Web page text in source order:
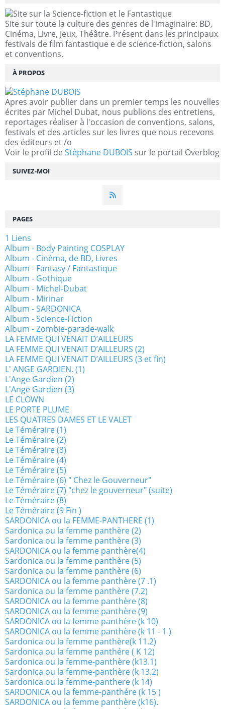
SUIVEZ-MOI
Site sur toute la culture des genres de l'imaginaire: BD,
Cinéma, Livre, Jeux, Théâtre. Présent dans les principaux
festivals de film fantastique e de science-fiction, salons
et conventions.
À PROPOS
Apres avoir publier dans un premier temps les nouvelles
écrites par Michel Dubat, nous publions des entretiens,
reportages réaliser à l'occasion de conventions, salons,
festivals et des articles sur les livres que nous recevons
des éditeurs et /o
Voir le profil de Stéphane DUBOIS sur le portail Overblog
PAGES
1 Liens
Album - Body Painting COSPLAY
Album - Cinéma, de BD, Livres
Album - Fantasy / Fantastique
Album - Gothique
Album - Michel-Dubat
Album - Mirinar
Album - SARDONICA
Album - Science-Fiction
Album - Zombie-parade-walk
LA FEMME QUI VENAIT D’AILLEURS
LA FEMME QUI VENAIT D’AILLEURS (2)
LA FEMME QUI VENAIT D’AILLEURS (3 et fin)
L' ANGE GARDIEN. (1)
L'Ange Gardien (2)
L'Ange Gardien (3)
LE CLOWN
LE PORTE PLUME
LES QUATRES DAMES ET LE VALET
Le Téméraire (1)
Le Téméraire (2)
Le Téméraire (3)
Le Téméraire (4)
Le Téméraire (5)
Le Téméraire (6) " Chez le Gouverneur"
Le Téméraire (7) "chez le gouverneur" (suite)
Le Téméraire (8)
Le Téméraire (9 Fin )
SARDONICA ou la FEMME-PANTHERE (1)
Sardonica ou la femme panthère (2)
Sardonica ou la femme panthère (3)
SARDONICA ou la femme panthère(4)
Sardonica ou la femme panthère (5)
Sardonica ou la femme panthère (6)
SARDONICA ou la femme panthère (7 .1)
Sardonica ou la femme panthère (7.2)
SARDONICA ou la femme panthère (8)
SARDONICA ou la femme panthère (9)
SARDONICA ou la femme panthère (k 10)
SARDONICA ou la femme panthère (k 11 - 1 )
Sardonica ou la femme panthère(k 11.2)
Sardonica ou la femme panthére ( K 12)
Sardonica ou la femme-panthère (k13.1)
Sardonica ou la femme-panthère (k 13.2)
Sardonica ou la femme-panthere (k 14)
SARDONICA ou la femme-panthére (k 15 )
SARDONICA ou la femme panthère (k16).